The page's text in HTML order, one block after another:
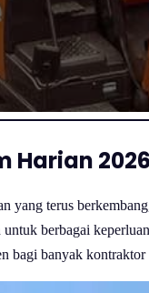
Harian
yang terus
berbagai
bagi banyak kontraktor